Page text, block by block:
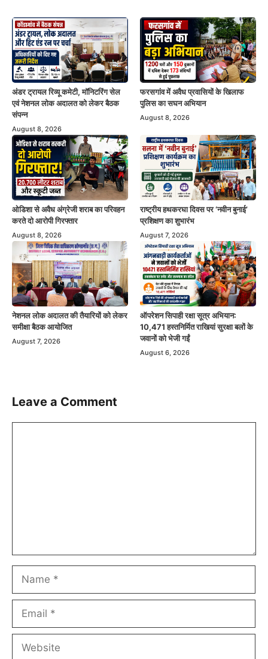
अंडर ट्रायल रिव्यू कमेटी, मॉनिटरिंग सेल
एवं नेशनल लोक अदालत को लेकर बैठक
संपन्न
August 8, 2026
फरसगांव में अवैध प्रवासियों के खिलाफ
पुलिस का सघन अभियान
August 8, 2026
ओडिशा से अवैध अंग्रेजी शराब का परिवहन
करते दो आरोपी गिरफ्तार
August 8, 2026
राष्ट्रीय हथकरघा दिवस पर ‘नवीन बुनाई’
प्रशिक्षण का शुभारंभ
August 7, 2026
नेशनल लोक अदालत की तैयारियों को लेकर
समीक्षा बैठक आयोजित
August 7, 2026
ऑपरेशन सिपाही रक्षा सूत्र अभियान:
10,471 हस्तनिर्मित राखियां सुरक्षा बलों के
जवानों को भेजी गईं
August 6, 2026
Leave a Comment
Name
Email
Website